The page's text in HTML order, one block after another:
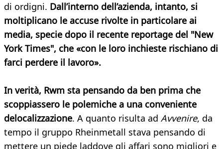
di ordigni. Dall’interno dell’azienda, intanto, si
moltiplicano le accuse rivolte in particolare ai
media, specie dopo il recente reportage del "New
York Times", che «con le loro inchieste rischiano di
farci perdere il lavoro».
In verità, Rwm sta pensando da ben prima che
scoppiassero le polemiche a una conveniente
delocalizzazione. A quanto risulta ad Avvenire, da
tempo il gruppo Rheinmetall stava pensando di
mettere un piede laddove gli affari sono migliori e